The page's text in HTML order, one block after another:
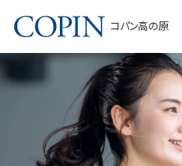
コパン高の原